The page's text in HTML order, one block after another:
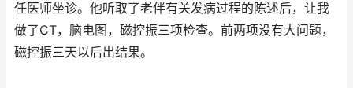
任医师坐诊。他听取了老伴有关发病过程的陈述后，让我
做了CT，脑电图，磁控振三项检查。前两项没有大问题，
磁控振三天以后出结果。